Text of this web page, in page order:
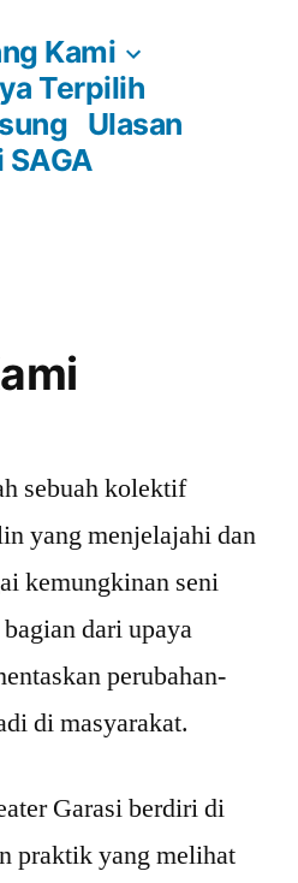
Kami
Terpilih
Ulasan
SAGA
sebuah kolektif
yang menjelajahi dan
kemungkinan seni
dari upaya
perubahan-
di masyarakat.
Garasi berdiri di
praktik yang melihat